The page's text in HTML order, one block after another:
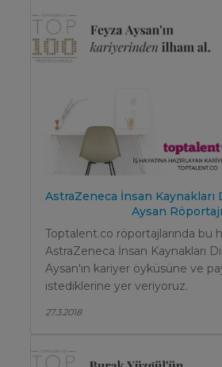
AstraZeneca İnsan Kaynakları
Aysan Röportajı
Toptalent.co röportajlarında bu
AstraZeneca İnsan Kaynakları
Aysan'ın kariyer öyküsüne ve
istediklerine yer veriyoruz.
27.3.2018